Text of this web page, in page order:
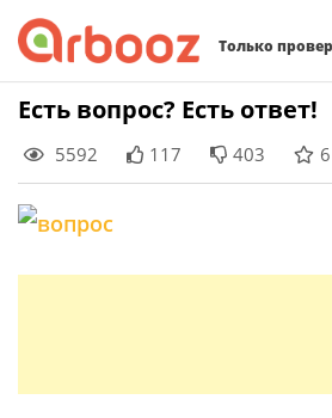
Только
Skip
content
Есть вопрос? Есть ответ!
5592 117 403 6
Найти: